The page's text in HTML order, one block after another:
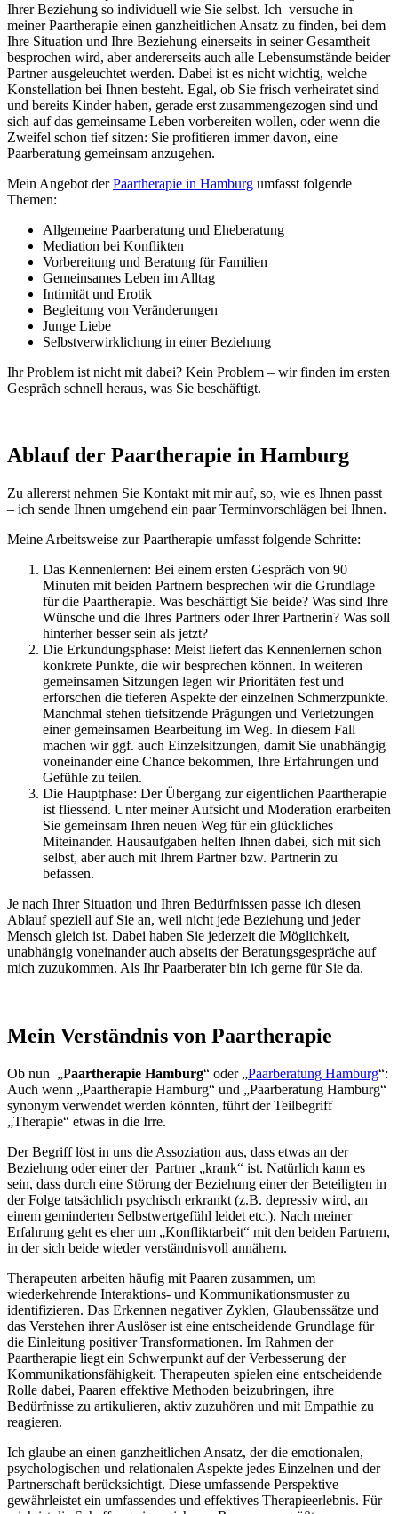
Ihrer Beziehung so individuell wie Sie selbst. Ich versuche in
meiner Paartherapie einen ganzheitlichen Ansatz zu finden, bei dem
Ihre Situation und Ihre Beziehung einerseits in seiner Gesamtheit
besprochen wird, aber andererseits auch alle Lebensumstände beider
Partner ausgeleuchtet werden. Dabei ist es nicht wichtig, welche
Konstellation bei Ihnen besteht. Egal, ob Sie frisch verheiratet sind
und bereits Kinder haben, gerade erst zusammengezogen sind und
sich auf das gemeinsame Leben vorbereiten wollen, oder wenn die
Zweifel schon tief sitzen: Sie profitieren immer davon, eine
Paarberatung gemeinsam anzugehen.
Mein Angebot derPaartherapie in Hamburg umfasst folgende
Themen:
Allgemeine Paarberatung und Eheberatung
Mediation bei Konflikten
Vorbereitung und Beratung für Familien
Gemeinsames Leben im Alltag
Intimität und Erotik
Begleitung von Veränderungen
Junge Liebe
Selbstverwirklichung in einer Beziehung
Ihr Problem ist nicht mit dabei? Kein Problem – wir finden im ersten
Gespräch schnell heraus, was Sie beschäftigt.
Ablauf der Paartherapie in Hamburg
Zu allererst nehmen Sie Kontakt mit mir auf, so, wie es Ihnen passt
– ich sende Ihnen umgehend ein paar Terminvorschlägen bei Ihnen.
Meine Arbeitsweise zur Paartherapie umfasst folgende Schritte:
Das Kennenlernen: Bei einem ersten Gespräch von 90
Minuten mit beiden Partnern besprechen wir die Grundlage
für die Paartherapie. Was beschäftigt Sie beide? Was sind Ihre
Wünsche und die Ihres Partners oder Ihrer Partnerin? Was soll
hinterher besser sein als jetzt?
Die Erkundungsphase: Meist liefert das Kennenlernen schon
konkrete Punkte, die wir besprechen können. In weiteren
gemeinsamen Sitzungen legen wir Prioritäten fest und
erforschen die tieferen Aspekte der einzelnen Schmerzpunkte.
Manchmal stehen tiefsitzende Prägungen und Verletzungen
einer gemeinsamen Bearbeitung im Weg. In diesem Fall
machen wir ggf. auch Einzelsitzungen, damit Sie unabhängig
voneinander eine Chance bekommen, Ihre Erfahrungen und
Gefühle zu teilen.
Die Hauptphase: Der Übergang zur eigentlichen Paartherapie
ist fliessend. Unter meiner Aufsicht und Moderation erarbeiten
Sie gemeinsam Ihren neuen Weg für ein glückliches
Miteinander. Hausaufgaben helfen Ihnen dabei, sich mit sich
selbst, aber auch mit Ihrem Partner bzw. Partnerin zu
befassen.
Je nach Ihrer Situation und Ihren Bedürfnissen passe ich diesen
Ablauf speziell auf Sie an, weil nicht jede Beziehung und jeder
Mensch gleich ist. Dabei haben Sie jederzeit die Möglichkeit,
unabhängig voneinander auch abseits der Beratungsgespräche auf
mich zuzukommen. Als Ihr Paarberater bin ich gerne für Sie da.
Mein Verständnis von Paartherapie
Ob nun „Paartherapie Hamburg“ oder „Paarberatung Hamburg“:
Auch wenn „Paartherapie Hamburg“ und „Paarberatung Hamburg“
synonym verwendet werden könnten, führt der Teilbegriff
„Therapie“ etwas in die Irre.
Der Begriff löst in uns die Assoziation aus, dass etwas an der
Beziehung oder einer der Partner „krank“ ist. Natürlich kann es
sein, dass durch eine Störung der Beziehung einer der Beteiligten in
der Folge tatsächlich psychisch erkrankt (z.B. depressiv wird, an
einem geminderten Selbstwertgefühl leidet etc.). Nach meiner
Erfahrung geht es eher um „Konfliktarbeit“ mit den beiden Partnern,
in der sich beide wieder verständnisvoll annähern.
Therapeuten arbeiten häufig mit Paaren zusammen, um
wiederkehrende Interaktions- und Kommunikationsmuster zu
identifizieren. Das Erkennen negativer Zyklen, Glaubenssätze und
das Verstehen ihrer Auslöser ist eine entscheidende Grundlage für
die Einleitung positiver Transformationen. Im Rahmen der
Paartherapie liegt ein Schwerpunkt auf der Verbesserung der
Kommunikationsfähigkeit. Therapeuten spielen eine entscheidende
Rolle dabei, Paaren effektive Methoden beizubringen, ihre
Bedürfnisse zu artikulieren, aktiv zuzuhören und mit Empathie zu
reagieren.
Ich glaube an einen ganzheitlichen Ansatz, der die emotionalen,
psychologischen und relationalen Aspekte jedes Einzelnen und der
Partnerschaft berücksichtigt. Diese umfassende Perspektive
gewährleistet ein umfassendes und effektives Therapieerlebnis. Für